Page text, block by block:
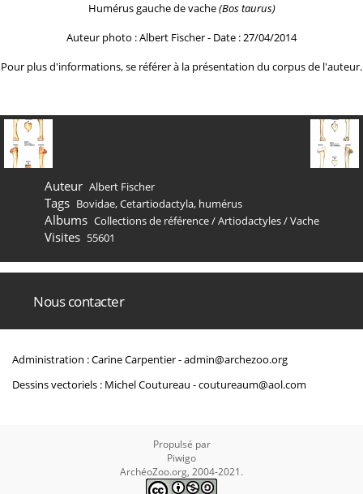
Humérus gauche de vache(Bos taurus)
Auteur photo : Albert Fischer - Date : 27/04/2014
Pour plus d'informations, se référer à la présentation du corpus de l'auteur.
Auteur Albert Fischer
Tags Bovidae,Cetartiodactyla, humérus
Albums Collections de référence/Artiodactyles/Vache
Visites 55601
Nous contacter
Administration : Carine Carpentier -admin@archezoo.org
Dessins vectoriels : Michel Coutureau -coutureaum@aol.com
Propulsé par
Piwigo
ArchéoZoo.org, 2004-2021.